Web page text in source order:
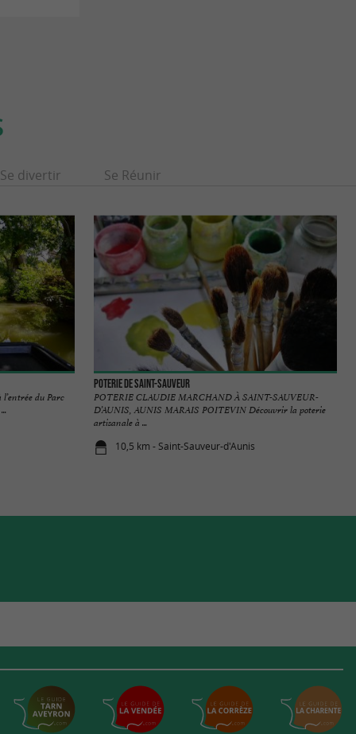
Se divertir Se Réunir
du Parc
Poterie de Saint-Sauveur
POTERIE CLAUDIE MARCHAND À SAINT-SAUVEUR-
D’AUNIS, AUNIS MARAIS POITEVIN Découvrir la poterie
artisanale à ...
10,5 km - Saint-Sauveur-d'Aunis